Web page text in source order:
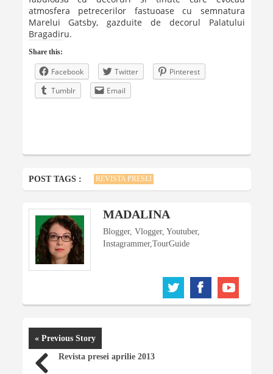
atmosfera petrecerilor fastuoase cu semnatura
Marelui Gatsby, gazduite de decorul Palatului
Bragadiru.
Share this:
Facebook Twitter
Pinterest
Tumblr
Email
POST TAGS : REVISTA PRESEI
MADALINA
Blogger, Vlogger, Youtuber,
Instagrammer,TourGuide
« Previous Story
Revista presei aprilie 2013